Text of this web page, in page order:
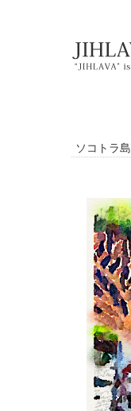
ソコトラ島